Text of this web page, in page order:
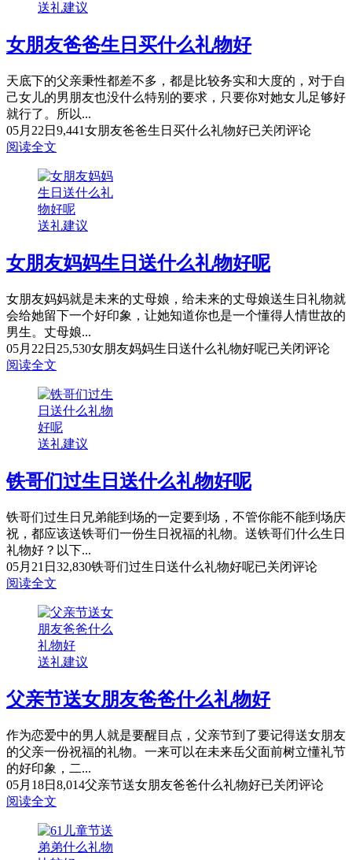
送礼建议
女朋友爸爸生日买什么礼物好
天底下的父亲秉性都差不多，都是比较务实和大度的，对于自
己女儿的男朋友也没什么特别的要求，只要你对她女儿足够好
就行了。所以...
05月22日 9,441女朋友爸爸生日买什么礼物好已关闭评论
阅读全文
送礼建议
女朋友妈妈生日送什么礼物好呢
女朋友妈妈就是未来的丈母娘，给未来的丈母娘送生日礼物就
会给她留下一个好印象，让她知道你也是一个懂得人情世故的
男生。丈母娘...
05月22日 25,530女朋友妈妈生日送什么礼物好呢已关闭评论
阅读全文
送礼建议
铁哥们过生日送什么礼物好呢
铁哥们过生日兄弟能到场的一定要到场，不管你能不能到场庆
祝，都应该送铁哥们一份生日祝福的礼物。送铁哥们什么生日
礼物好？以下...
05月21日 32,830铁哥们过生日送什么礼物好呢已关闭评论
阅读全文
送礼建议
父亲节送女朋友爸爸什么礼物好
作为恋爱中的男人就是要醒目点，父亲节到了要记得送女朋友
的父亲一份祝福的礼物。一来可以在未来岳父面前树立懂礼节
的好印象，二...
05月18日 8,014父亲节送女朋友爸爸什么礼物好已关闭评论
阅读全文